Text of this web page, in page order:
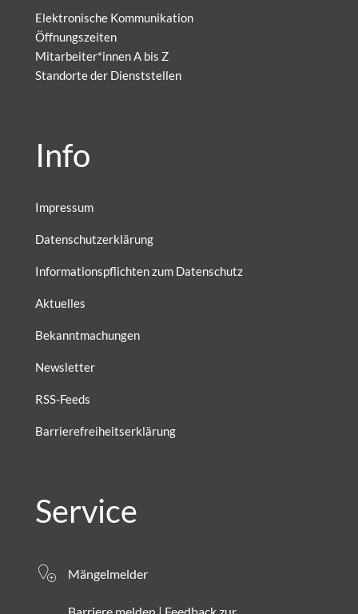
Elektronische Kommunikation
Öffnungszeiten
Mitarbeiter*innen A bis Z
Standorte der Dienststellen
Info
Impressum
Datenschutzerklärung
Informationspflichten zum Datenschutz
Aktuelles
Bekanntmachungen
Newsletter
RSS-Feeds
Barrierefreiheitserklärung
Service
Mängelmelder